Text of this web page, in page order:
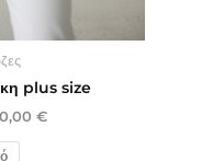
plus size
€